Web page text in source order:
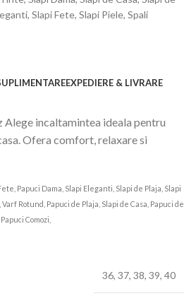
, Slapi Fete, Slapi Piele, Spali
EXPEDIERE & LIVRARE
Alege incaltamintea ideala pentru
Ofera comfort, relaxare si
Papuci Dama, Slapi Eleganti, Slapi de Plaja, Slapi
Rotund, Papuci de Plaja, Slapi de Casa, Papuci de
Comozi,
36, 37, 38, 39, 40